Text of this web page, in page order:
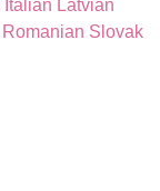
Italian Latvian
Romanian Slovak